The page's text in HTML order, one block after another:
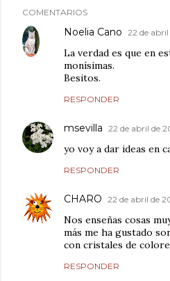
COMENTARIOS
Noelia Cano 22 de abril
La verdad es que en
monísimas.
Besitos.
RESPONDER
msevilla 22 de abril de
yo voy a dar ideas en
RESPONDER
CHARO 22 de abril de
Nos enseñas cosas
más me ha gustado
con cristales de
RESPONDER